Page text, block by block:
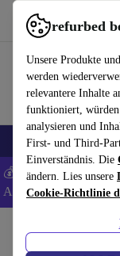
refurbed
Unsere Produkte
werden
relevantere Inhalte
funktioniert,
analysieren und
First- und Third-
Einverständnis. Die
ändern. Lies unsere
Cookie-Richtlinie
refurbed schnell
🎒 Back to school
💰 Extra -5% auf
ANDROID5 -AGB